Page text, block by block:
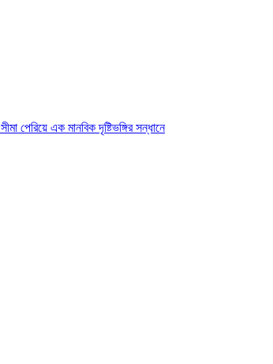
পেরিয়ে এক মানবিক দৃষ্টিভঙ্গির সন্ধানে